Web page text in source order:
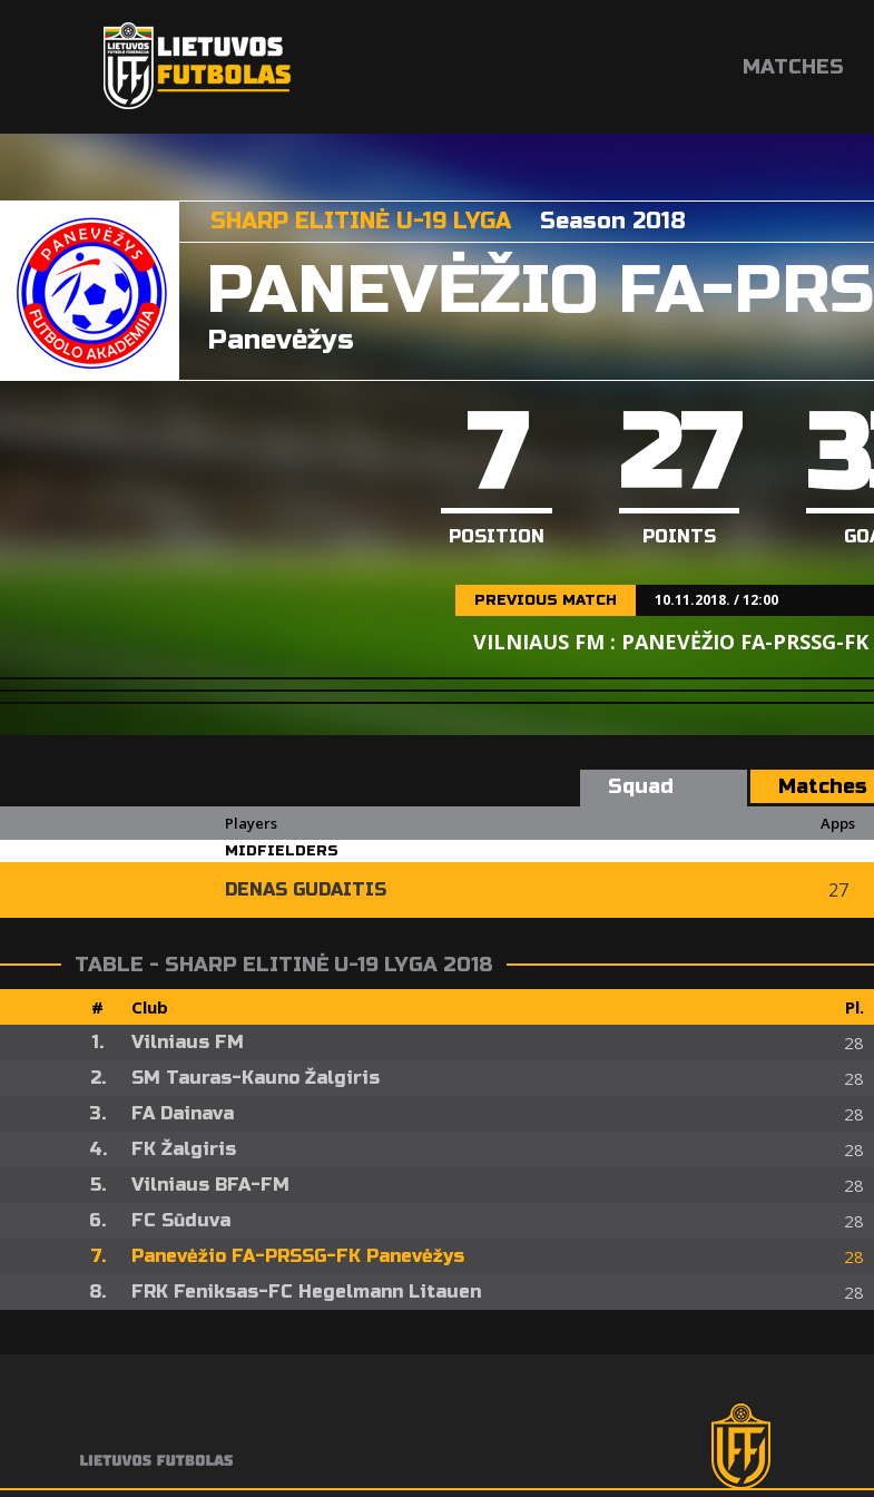
MATCHES
SHARP ELITINĖ U-19 LYGA Season 2018
PANEVĖŽIO FA-
Panevėžys
7
POSITION
27
POINTS
PREVIOUS MATCH 10.11.2018. / 12:00
VILNIAUS FM : PANEVĖŽIO FA-PRSSG-FK
Squad Matches
Players Apps
MIDFIELDERS
DENAS GUDAITIS 27
TABLE - SHARP ELITINĖ U-19 LYGA 2018
# Club Pl.
1. Vilniaus FM 28
2. SM Tauras-Kauno Žalgiris 28
3. FA Dainava 28
4. FK Žalgiris 28
5. Vilniaus BFA-FM 28
6. FC Sūduva 28
7. Panevėžio FA-PRSSG-FK Panevėžys 28
8. FRK Feniksas-FC Hegelmann Litauen 28